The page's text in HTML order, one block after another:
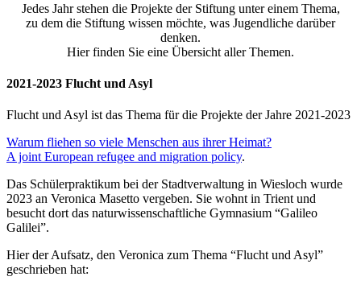
Jedes Jahr stehen die Projekte der Stiftung unter einem Thema,
zu dem die Stiftung wissen möchte, was Jugendliche darüber
denken.
Hier finden Sie eine Übersicht aller Themen.
2021-2023 Flucht und Asyl
Flucht und Asyl ist das Thema für die Projekte der Jahre 2021-2023
Warum fliehen so viele Menschen aus ihrer Heimat?
A joint European refugee and migration policy.
Das Schülerpraktikum bei der Stadtverwaltung in Wiesloch wurde
2023 an Veronica Masetto vergeben. Sie wohnt in Trient und
besucht dort das naturwissenschaftliche Gymnasium “Galileo
Galilei”.
Hier der Aufsatz, den Veronica zum Thema “Flucht und Asyl”
geschrieben hat: